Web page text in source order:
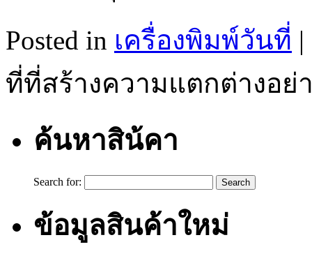
Posted in เครื่องพิมพ์วันที่ |
ที่ที่สร้างความแตกต่างอย่
ค้นหาสิน้คา
Search for:
ข้อมูลสินค้าใหม่